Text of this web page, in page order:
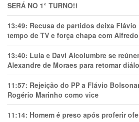
SERÁ NO 1° TURNO!!
13:49: Recusa de partidos deixa
tempo de TV e força chapa com
13:40: Lula e Davi Alcolumbre se
Alexandre de Moraes para retomar
11:57: Rejeição do PP a Flávio
Rogério Marinho como vice
11:14: Homem é preso após proferir